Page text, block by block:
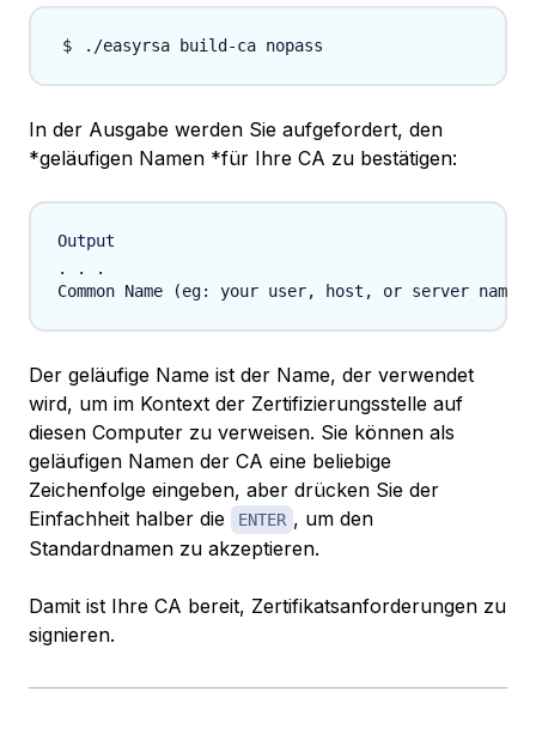
In der Ausgabe werden Sie aufgefordert, den
*geläufigen Namen *für Ihre CA zu bestätigen:
Output
. . .
Der geläufige Name ist der Name, der verwendet
wird, um im Kontext der Zertifizierungsstelle auf
diesen Computer zu verweisen. Sie können als
geläufigen Namen der CA eine beliebige
Zeichenfolge eingeben, aber drücken Sie der
Einfachheit halber die
ENTER , um den
Standardnamen zu akzeptieren.
Damit ist Ihre CA bereit, Zertifikatsanforderungen zu
signieren.